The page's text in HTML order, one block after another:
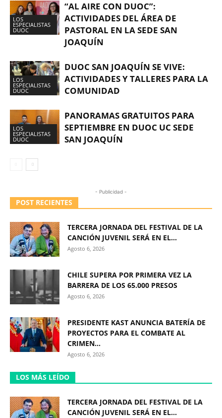
LOS
ESPECIALISTAS
DUOC
“AL AIRE CON DUOC”:
ACTIVIDADES DEL ÁREA DE
PASTORAL EN LA SEDE SAN
JOAQUÍN
LOS
ESPECIALISTAS
DUOC
DUOC SAN JOAQUÍN SE VIVE:
ACTIVIDADES Y TALLERES PARA LA
COMUNIDAD
LOS
ESPECIALISTAS
DUOC
PANORAMAS GRATUITOS PARA
SEPTIEMBRE EN DUOC UC SEDE
SAN JOAQUÍN
- Publicidad -
POST RECIENTES
TERCERA JORNADA DEL FESTIVAL DE LA
CANCIÓN JUVENIL SERÁ EN EL...
Agosto 6, 2026
CHILE SUPERA POR PRIMERA VEZ LA
BARRERA DE LOS 65.000 PRESOS
Agosto 6, 2026
PRESIDENTE KAST ANUNCIA BATERÍA DE
PROYECTOS PARA EL COMBATE AL
CRIMEN...
Agosto 6, 2026
LOS MÁS LEÍDO
TERCERA JORNADA DEL FESTIVAL DE LA
CANCIÓN JUVENIL SERÁ EN EL...